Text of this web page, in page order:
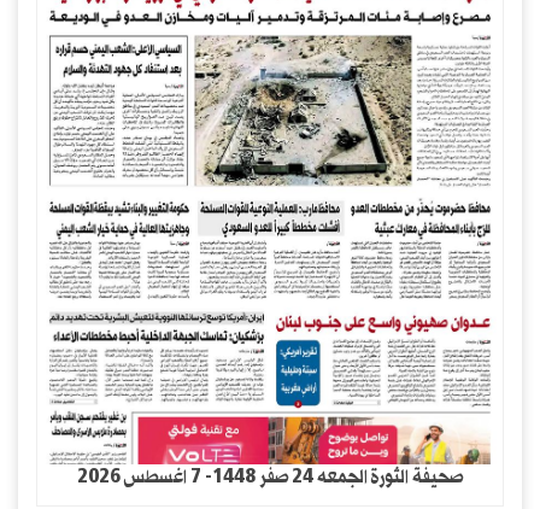
صحيفة الثورة الجمعه 24 صفر 1448- 7 اغسطس 2026